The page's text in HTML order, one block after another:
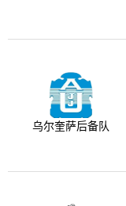
乌尔奎萨后备队